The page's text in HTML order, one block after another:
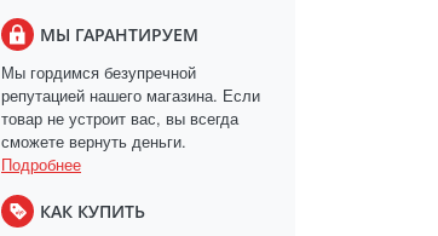
МЫ ГАРАНТИРУЕМ
Мы гордимся безупречной
репутацией нашего магазина. Если
товар не устроит вас, вы всегда
сможете вернуть деньги.
Подробнее
КАК КУПИТЬ